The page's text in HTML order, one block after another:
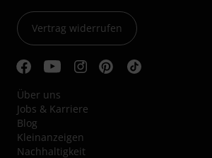
Vertrag widerrufen
Über uns
Jobs & Karriere
Blog
Kleinanzeigen
Nachhaltigkeit